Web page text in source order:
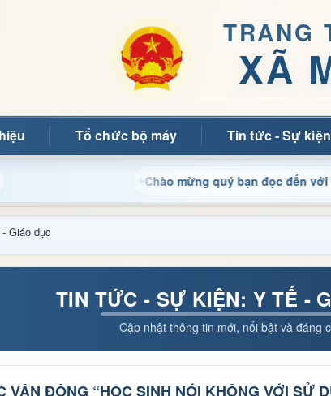
TRANG
XÃ
Tổ chức bộ máy Tin tức - Sự kiện
Chào mừng quý bạn đọc đến với Trang
Giáo dục
TIN TỨC - SỰ KIỆN: Y TẾ -
Cập nhật thông tin mới, nổi bật và đáng
VẬN ĐỘNG “HỌC SINH NÓI KHÔNG VỚI SỬ